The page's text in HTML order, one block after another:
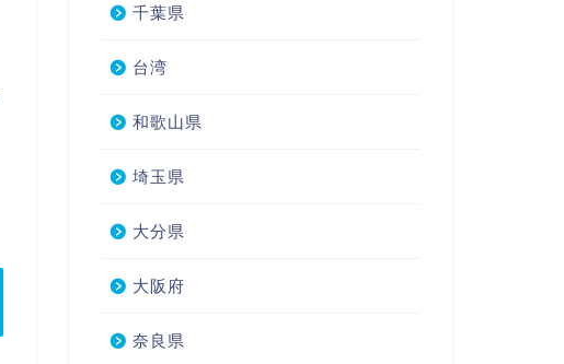
千葉県
台湾
和歌山県
埼玉県
大分県
大阪府
奈良県